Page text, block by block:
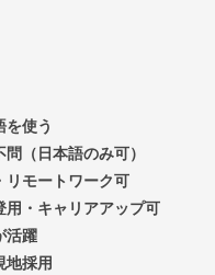
を使う
問（日本語のみ可）
リモートワーク可
用・キャリアアップ可
活躍
地採用